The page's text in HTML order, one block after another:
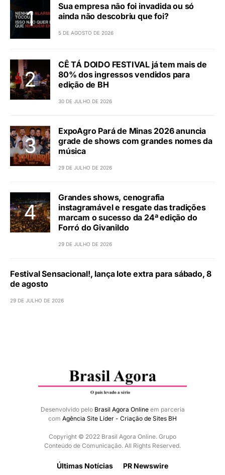
Sua empresa não foi invadida ou só
ainda não descobriu que foi?
5 DE AGOSTO DE 2026
CÊ TÁ DOIDO FESTIVAL já tem mais de
80% dos ingressos vendidos para
edição de BH
30 DE JULHO DE 2026
ExpoAgro Pará de Minas 2026 anuncia
grade de shows com grandes nomes da
música
29 DE JULHO DE 2026
Grandes shows, cenografia
instagramável e resgate das tradições
marcam o sucesso da 24ª edição do
Forró do Givanildo
29 DE JULHO DE 2026
Festival Sensacional!, lança lote extra para sábado, 8
de agosto
29 DE JULHO DE 2026
Desenvolvido pelo Brasil Agora Onlineem parceria
com Agência Site Líder - Criação de Sites BH
Copyright © 2022 Brasil Agora Online. Grupo
Conteúdo de Comunicação. All Rights Reserved.
Últimas Notícias PR Newswire